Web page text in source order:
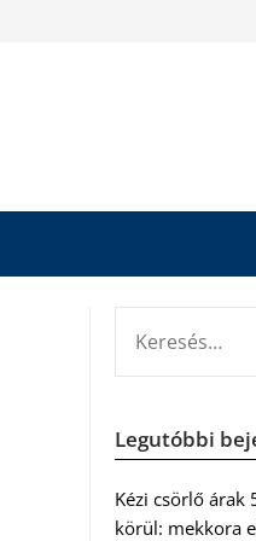
Legutóbbi
Kézi csörlő árak
körül: mekkora